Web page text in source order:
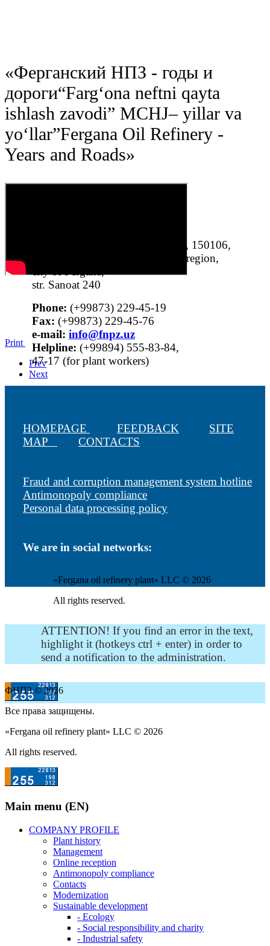
«Ферганский НПЗ - годы и
дороги“Farg‘ona neftni qayta
ishlash zavodi” MCHJ– yillar va
yo‘llar”Fergana Oil Refinery -
Years and Roads»
Print
Prev
Next
«Fergana oil refinery plant» LLC, 150106,
Republic of Uzbekistan, Fergana region,
str. Sanoat 240
Phone: (+99873) 229-45-19
Fax: (+99873) 229-45-76
е-mail: info@fnpz.uz
Helpline: (+99894) 555-83-84,
47-17 (for plant workers)
HOMEPAGE FEEDBACK
SITE
MAP
CONTACTS
Fraud and corruption management system hotline
Antimonopoly compliance
Personal data processing policy
We are in social networks:
«Fergana oil refinery plant» LLC © 2026
All rights reserved.
ATTENTION! If you find an error in the text,
highlight it (hotkeys ctrl + enter) in order to
send a notification to the administration.
ФНПЗ © 2026
Все права защищены.
«Fergana oil refinery plant» LLC © 2026
All rights reserved.
Main menu (EN)
COMPANY PROFILE
Plant history
Management
Online reception
Antimonopoly compliance
Contacts
Modernization
Sustainable development
- Ecology
- Social responsibility and charity
- Industrial safety